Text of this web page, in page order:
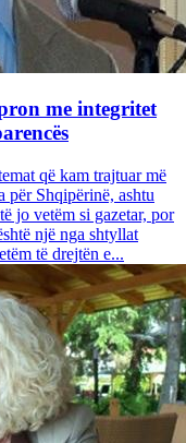
me integritet
që kam trajtuar më
për Shqipërinë, ashtu
jo vetëm si gazetar, por
një nga shtyllat
të drejtën e...